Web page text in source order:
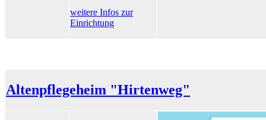
weitere Infos zur
Einrichtung
Altenpflegeheim "Hirtenweg"